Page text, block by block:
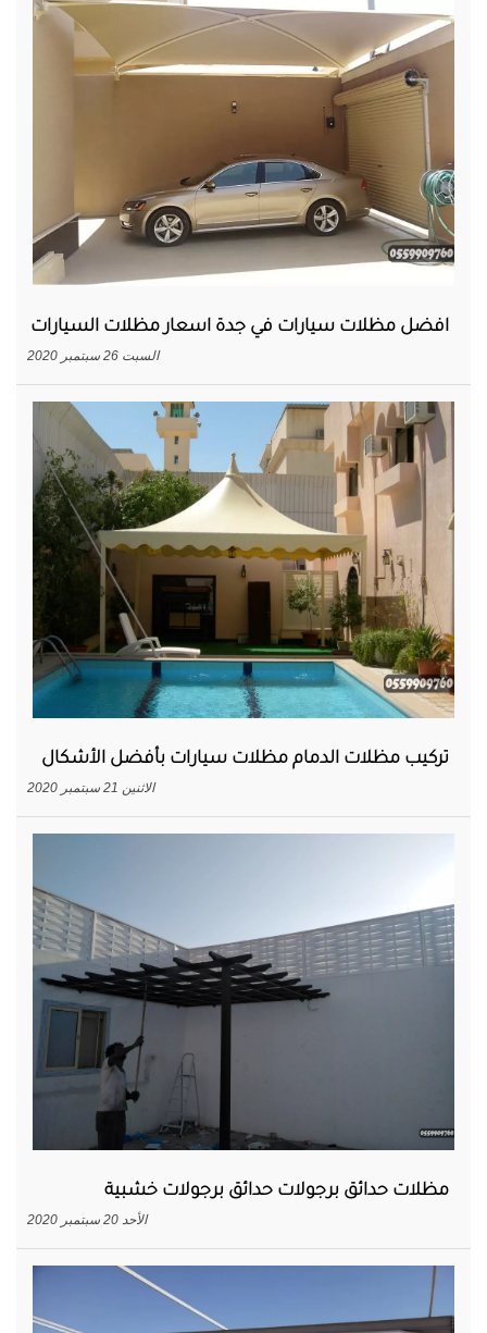
افضل مظلات سيارات في جدة اسعار مظلات السيارات
السبت 26 سبتمبر 2020
تركيب مظلات الدمام مظلات سيارات بأفضل الأشكال
الاثنين 21 سبتمبر 2020
مظلات حدائق برجولات حدائق برجولات خشبية
الأحد 20 سبتمبر 2020